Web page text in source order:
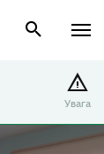
Увага